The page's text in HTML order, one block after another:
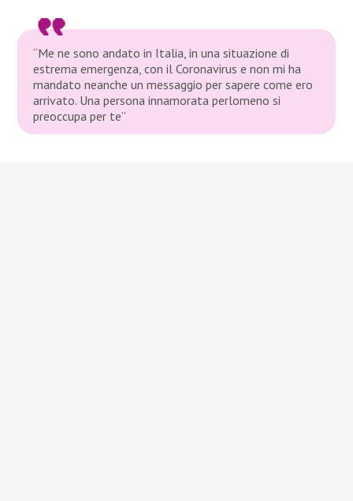
“Me ne sono andato in Italia, in una situazione di
estrema emergenza, con il Coronavirus e non mi ha
mandato neanche un messaggio per sapere come ero
arrivato. Una persona innamorata perlomeno si
preoccupa per te”